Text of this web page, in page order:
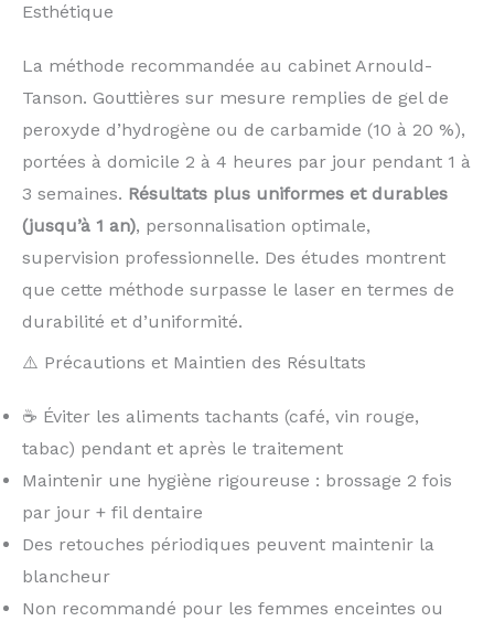
Esthétique
La méthode recommandée au cabinet Arnould-
Tanson. Gouttières sur mesure remplies de gel de
peroxyde d’hydrogène ou de carbamide (10 à 20 %),
portées à domicile 2 à 4 heures par jour pendant 1 à
3 semaines. Résultats plus uniformes et durables
(jusqu’à 1 an), personnalisation optimale,
supervision professionnelle. Des études montrent
que cette méthode surpasse le laser en termes de
durabilité et d’uniformité.
⚠️ Précautions et Maintien des Résultats
☕ Éviter les aliments tachants (café, vin rouge,
tabac) pendant et après le traitement
Maintenir une hygiène rigoureuse : brossage 2 fois
par jour + fil dentaire
Des retouches périodiques peuvent maintenir la
blancheur
Non recommandé pour les femmes enceintes ou